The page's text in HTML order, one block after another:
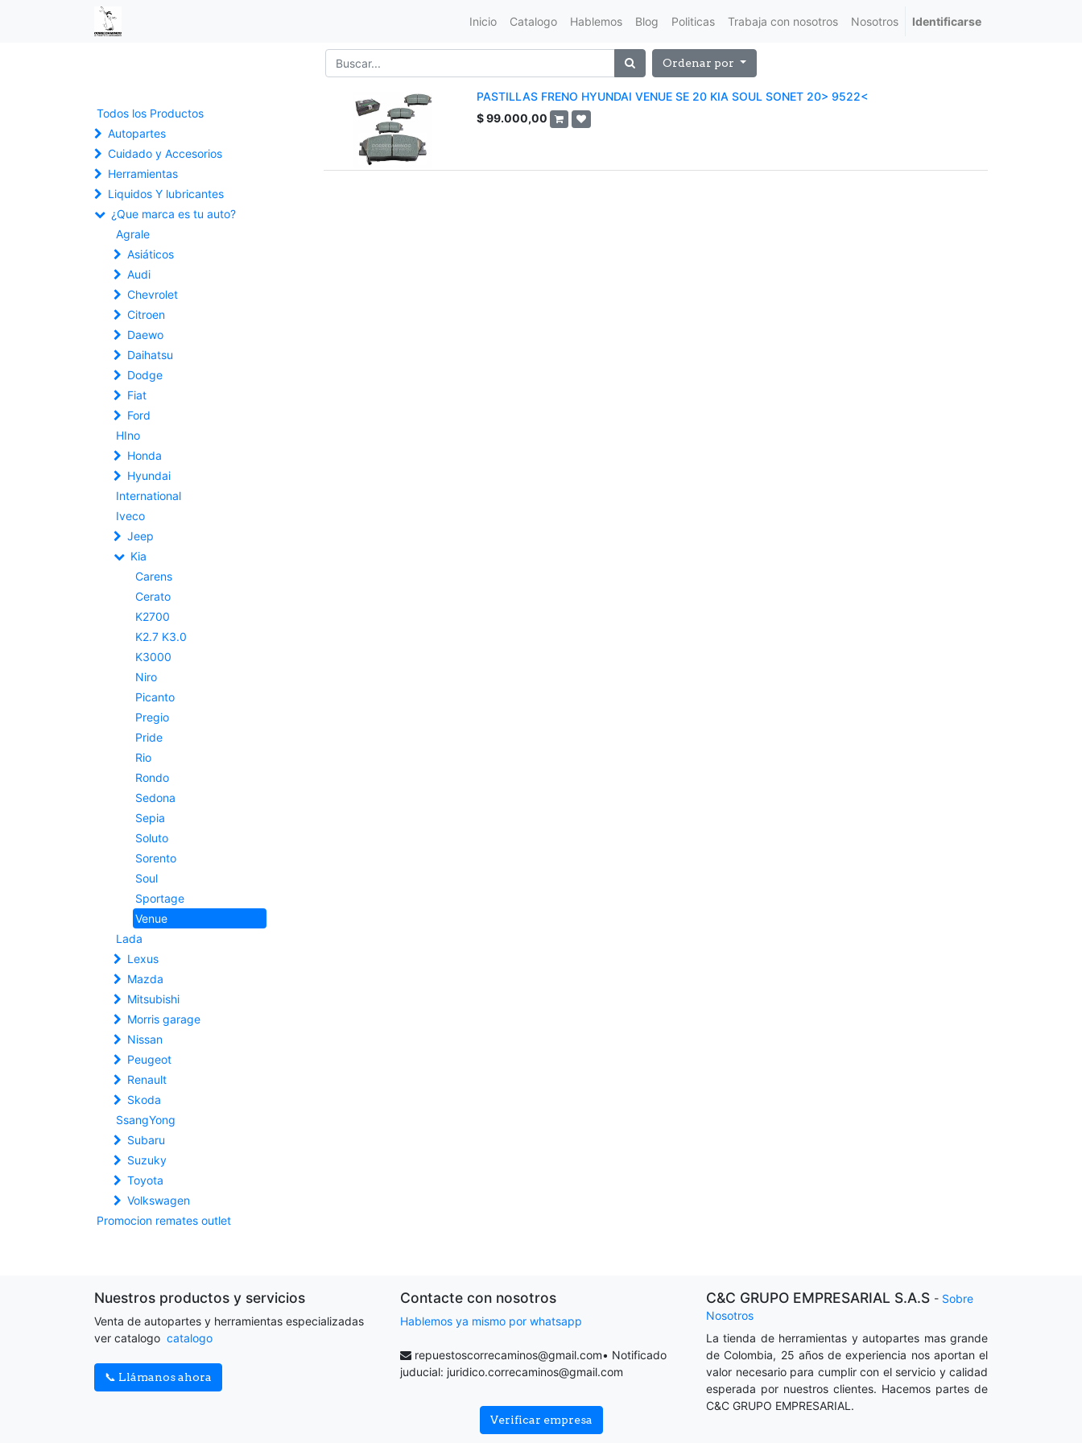
Inicio Catalogo Hablemos Blog Politicas Trabaja con nosotros Nosotros Identificarse
Ordenar por
Todos los Productos
Autopartes
Cuidado y Accesorios
Herramientas
Liquidos Y lubricantes
¿Que marca es tu auto?
Agrale
Asiáticos
Audi
Chevrolet
Citroen
Daewo
Daihatsu
Dodge
Fiat
Ford
HIno
Honda
Hyundai
International
Iveco
Jeep
Kia
Carens
Cerato
K2700
K2.7 K3.0
K3000
Niro
Picanto
Pregio
Pride
Rio
Rondo
Sedona
Sepia
Soluto
Sorento
Soul
Sportage
Venue
Lada
Lexus
Mazda
Mitsubishi
Morris garage
Nissan
Peugeot
Renault
Skoda
SsangYong
Subaru
Suzuky
Toyota
Volkswagen
Promocion remates outlet
PASTILLAS FRENO HYUNDAI VENUE SE 20 KIA SOUL SONET 20> 9522<
$99.000,00
Nuestros productos y servicios
Venta de autopartes y herramientas especializadas
ver catalogo catalogo
📞 Llámanos ahora
Contacte con nosotros
Hablemos ya mismo por whatsapp
repuestoscorrecaminos@gmail.com• Notificado
juducial: juridico.correcaminos@gmail.com
Verificar empresa
C&C GRUPO EMPRESARIAL S.A.S - Sobre
Nosotros
La tienda de herramientas y autopartes mas grande
de Colombia, 25 años de experiencia nos aportan el
valor necesario para cumplir con el servicio y calidad
esperada por nuestros clientes. Hacemos partes de
C&C GRUPO EMPRESARIAL.